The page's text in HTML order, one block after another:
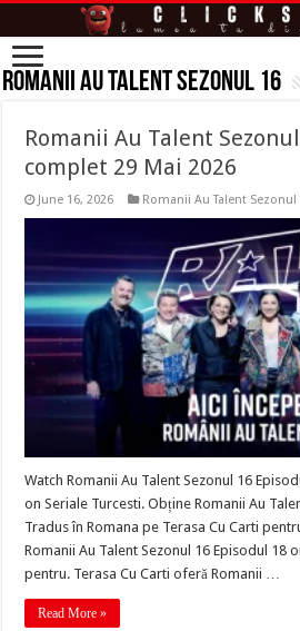
Romanii Au Talent Sezonul 16
Romanii Au Talent
complet 29 Mai 2026
June 16, 2026 Romanii Au Talent Sezonul
Watch Romanii Au Talent Sezonul 16
on Seriale Turcesti. Obține Romanii Au
Tradus în Romana pe Terasa Cu Carti
Romanii Au Talent Sezonul 16 Episodul 18
pentru. Terasa Cu Carti oferă Romanii …
Read More »